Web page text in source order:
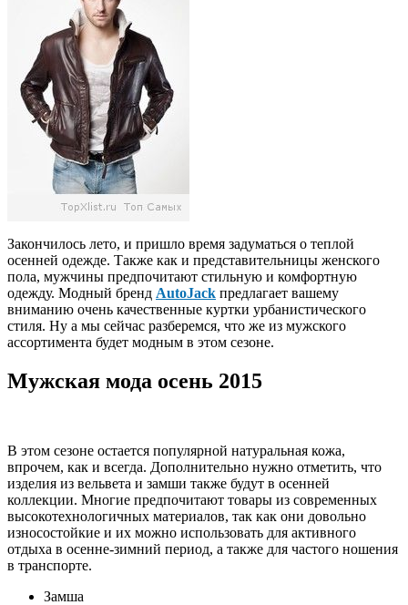
Закончилось лето, и пришло время задуматься о теплой
осенней одежде. Также как и представительницы женского
пола, мужчины предпочитают стильную и комфортную
одежду. Модный бренд AutoJack предлагает вашему
вниманию очень качественные куртки урбанистического
стиля. Ну а мы сейчас разберемся, что же из мужского
ассортимента будет модным в этом сезоне.
Мужская мода осень 2015
В этом сезоне остается популярной натуральная кожа,
впрочем, как и всегда. Дополнительно нужно отметить, что
изделия из вельвета и замши также будут в осенней
коллекции. Многие предпочитают товары из современных
высокотехнологичных материалов, так как они довольно
износостойкие и их можно использовать для активного
отдыха в осенне-зимний период, а также для частого ношения
в транспорте.
Замша